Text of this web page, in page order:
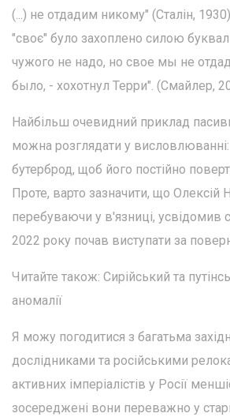
(...) не отдадим никому" (Сталін,
"своє" було захоплено силою
чужого не надо, но свое мы не
было, - хохотнул Терри". (Смайлер,
Найбільш очевидний приклад
можна розглядати у
бутерброд, щоб його постійно
Проте, варто зазначити, що Олексій
перебуваючи у в'язниці, усвідомив
2022 року почав виступати за
Читайте також: Сирійський та
аномалії
Я можу погодитися з багатьма
дослідниками та російськими
активних імперіалістів у Росії
зосереджені вони переважно у